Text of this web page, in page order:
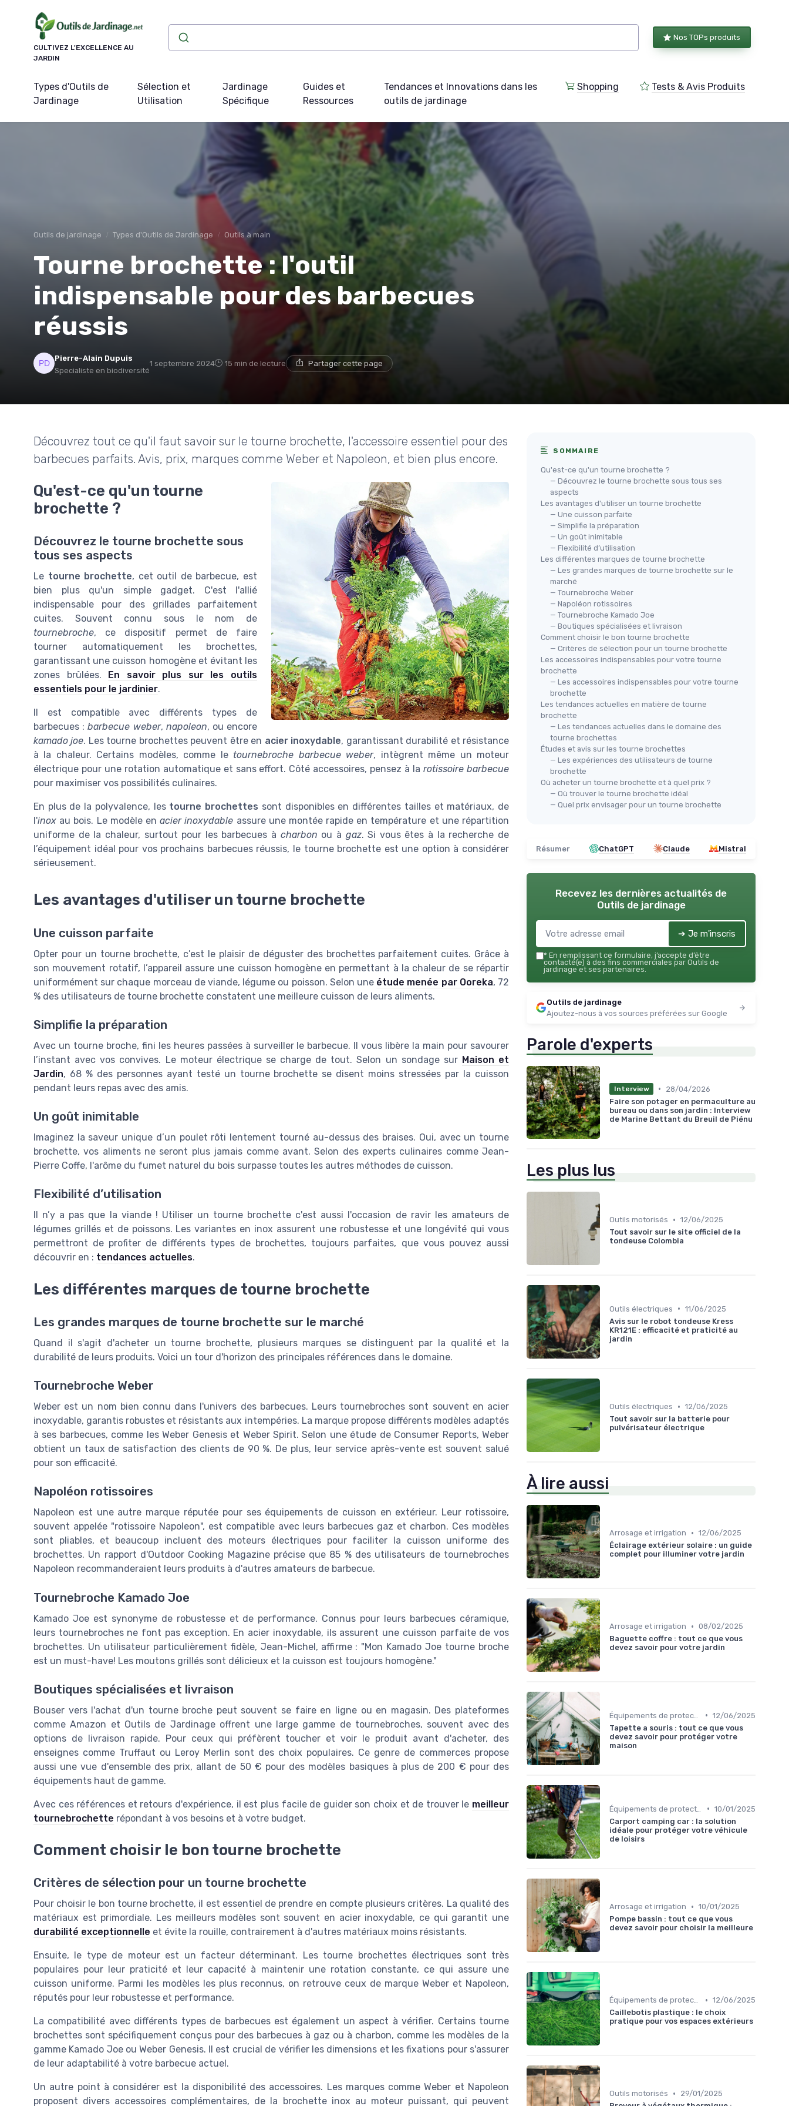
CULTIVEZ L'EXCELLENCE AU
JARDIN
Nos TOPs produits
Types d'Outils de
Jardinage
Sélection et
Utilisation
Jardinage
Spécifique
Guides et
Ressources
Tendances et Innovations dans les
outils de jardinage
Shopping Tests & Avis Produits
Outils de jardinage Types d'Outils de Jardinage Outils à main
Tourne brochette : l'outil
indispensable pour des barbecues
réussis
Pierre-Alain Dupuis
Specialiste en biodiversité
1 septembre 2024 15 min de lecture Partager cette page
Découvrez tout ce qu'il faut savoir sur le tourne brochette, l'accessoire essentiel pour des
barbecues parfaits. Avis, prix, marques comme Weber et Napoleon, et bien plus encore.
Qu'est-ce qu'un tourne
brochette ?
Découvrez le tourne brochette sous
tous ses aspects
Le tourne brochette, cet outil de barbecue, est
bien plus qu'un simple gadget. C'est l'allié
indispensable pour des grillades parfaitement
cuites. Souvent connu sous le nom de
tournebroche, ce dispositif permet de faire
tourner automatiquement les brochettes,
garantissant une cuisson homogène et évitant les
zones brûlées. En savoir plus sur les outils
essentiels pour le jardinier.
Il est compatible avec différents types de
barbecues :barbecue weber, napoleon, ou encore
kamado joe. Les tourne brochettes peuvent être en acier inoxydable, garantissant durabilité et résistance
à la chaleur. Certains modèles, comme le tournebroche barbecue weber, intègrent même un moteur
électrique pour une rotation automatique et sans effort. Côté accessoires, pensez à larotissoire barbecue
pour maximiser vos possibilités culinaires.
En plus de la polyvalence, les tourne brochettes sont disponibles en différentes tailles et matériaux, de
l'inox au bois. Le modèle enacier inoxydable assure une montée rapide en température et une répartition
uniforme de la chaleur, surtout pour les barbecues à charbon ou à gaz. Si vous êtes à la recherche de
l’équipement idéal pour vos prochains barbecues réussis, le tourne brochette est une option à considérer
sérieusement.
Les avantages d'utiliser un tourne brochette
Une cuisson parfaite
Opter pour un tourne brochette, c’est le plaisir de déguster des brochettes parfaitement cuites. Grâce à
son mouvement rotatif, l’appareil assure une cuisson homogène en permettant à la chaleur de se répartir
uniformément sur chaque morceau de viande, légume ou poisson. Selon une étude menée par Ooreka, 72
% des utilisateurs de tourne brochette constatent une meilleure cuisson de leurs aliments.
Simplifie la préparation
Avec un tourne broche, fini les heures passées à surveiller le barbecue. Il vous libère la main pour savourer
l’instant avec vos convives. Le moteur électrique se charge de tout. Selon un sondage sur Maison et
Jardin, 68 % des personnes ayant testé un tourne brochette se disent moins stressées par la cuisson
pendant leurs repas avec des amis.
Un goût inimitable
Imaginez la saveur unique d’un poulet rôti lentement tourné au-dessus des braises. Oui, avec un tourne
brochette, vos aliments ne seront plus jamais comme avant. Selon des experts culinaires comme Jean-
Pierre Coffe, l'arôme du fumet naturel du bois surpasse toutes les autres méthodes de cuisson.
Flexibilité d’utilisation
Il n’y a pas que la viande ! Utiliser un tourne brochette c'est aussi l'occasion de ravir les amateurs de
légumes grillés et de poissons. Les variantes en inox assurent une robustesse et une longévité qui vous
permettront de profiter de différents types de brochettes, toujours parfaites, que vous pouvez aussi
découvrir en : tendances actuelles.
Les différentes marques de tourne brochette
Les grandes marques de tourne brochette sur le marché
Quand il s'agit d'acheter un tourne brochette, plusieurs marques se distinguent par la qualité et la
durabilité de leurs produits. Voici un tour d'horizon des principales références dans le domaine.
Tournebroche Weber
Weber est un nom bien connu dans l'univers des barbecues. Leurs tournebroches sont souvent en acier
inoxydable, garantis robustes et résistants aux intempéries. La marque propose différents modèles adaptés
à ses barbecues, comme les Weber Genesis et Weber Spirit. Selon une étude de Consumer Reports, Weber
obtient un taux de satisfaction des clients de 90 %. De plus, leur service après-vente est souvent salué
pour son efficacité.
Napoléon rotissoires
Napoleon est une autre marque réputée pour ses équipements de cuisson en extérieur. Leur rotissoire,
souvent appelée "rotissoire Napoleon", est compatible avec leurs barbecues gaz et charbon. Ces modèles
sont pliables, et beaucoup incluent des moteurs électriques pour faciliter la cuisson uniforme des
brochettes. Un rapport d'Outdoor Cooking Magazine précise que 85 % des utilisateurs de tournebroches
Napoleon recommanderaient leurs produits à d'autres amateurs de barbecue.
Tournebroche Kamado Joe
Kamado Joe est synonyme de robustesse et de performance. Connus pour leurs barbecues céramique,
leurs tournebroches ne font pas exception. En acier inoxydable, ils assurent une cuisson parfaite de vos
brochettes. Un utilisateur particulièrement fidèle, Jean-Michel, affirme : "Mon Kamado Joe tourne broche
est un must-have! Les moutons grillés sont délicieux et la cuisson est toujours homogène."
Boutiques spécialisées et livraison
Bouser vers l'achat d'un tourne broche peut souvent se faire en ligne ou en magasin. Des plateformes
comme Amazon et Outils de Jardinage offrent une large gamme de tournebroches, souvent avec des
options de livraison rapide. Pour ceux qui préfèrent toucher et voir le produit avant d'acheter, des
enseignes comme Truffaut ou Leroy Merlin sont des choix populaires. Ce genre de commerces propose
aussi une vue d'ensemble des prix, allant de 50 € pour des modèles basiques à plus de 200 € pour des
équipements haut de gamme.
Avec ces références et retours d'expérience, il est plus facile de guider son choix et de trouver le meilleur
tournebrochette répondant à vos besoins et à votre budget.
Comment choisir le bon tourne brochette
Critères de sélection pour un tourne brochette
Pour choisir le bon tourne brochette, il est essentiel de prendre en compte plusieurs critères. La qualité des
matériaux est primordiale. Les meilleurs modèles sont souvent en acier inoxydable, ce qui garantit une
durabilité exceptionnelle et évite la rouille, contrairement à d'autres matériaux moins résistants.
Ensuite, le type de moteur est un facteur déterminant. Les tourne brochettes électriques sont très
populaires pour leur praticité et leur capacité à maintenir une rotation constante, ce qui assure une
cuisson uniforme. Parmi les modèles les plus reconnus, on retrouve ceux de marque Weber et Napoleon,
réputés pour leur robustesse et performance.
La compatibilité avec différents types de barbecues est également un aspect à vérifier. Certains tourne
brochettes sont spécifiquement conçus pour des barbecues à gaz ou à charbon, comme les modèles de la
gamme Kamado Joe ou Weber Genesis. Il est crucial de vérifier les dimensions et les fixations pour s'assurer
de leur adaptabilité à votre barbecue actuel.
Un autre point à considérer est la disponibilité des accessoires. Les marques comme Weber et Napoleon
proposent divers accessoires complémentaires, de la brochette inox au moteur puissant, qui peuvent
SOMMAIRE
Qu'est-ce qu'un tourne brochette ?
— Découvrez le tourne brochette sous tous ses
aspects
Les avantages d'utiliser un tourne brochette
— Une cuisson parfaite
— Simplifie la préparation
— Un goût inimitable
— Flexibilité d’utilisation
Les différentes marques de tourne brochette
— Les grandes marques de tourne brochette sur le
marché
— Tournebroche Weber
— Napoléon rotissoires
— Tournebroche Kamado Joe
— Boutiques spécialisées et livraison
Comment choisir le bon tourne brochette
— Critères de sélection pour un tourne brochette
Les accessoires indispensables pour votre tourne
brochette
— Les accessoires indispensables pour votre tourne
brochette
Les tendances actuelles en matière de tourne
brochette
— Les tendances actuelles dans le domaine des
tourne brochettes
Études et avis sur les tourne brochettes
— Les expériences des utilisateurs de tourne
brochette
Où acheter un tourne brochette et à quel prix ?
— Où trouver le tourne brochette idéal
— Quel prix envisager pour un tourne brochette
Résumer ChatGPT Claude Mistral
Recevez les dernières actualités de
Outils de jardinage
➔ Je m'inscris
* En remplissant ce formulaire, j’accepte d’être
contacté(e) à des fins commerciales par Outils de
jardinage et ses partenaires.
Outils de jardinage
Ajoutez-nous à vos sources préférées sur Google
Parole d'experts
Interview •
28/04/2026
Faire son potager en permaculture au
bureau ou dans son jardin : Interview
de Marine Bettant du Breuil de Piénu
Les plus lus
Outils motorisés • 12/06/2025
Tout savoir sur le site officiel de la
tondeuse Colombia
Outils électriques • 11/06/2025
Avis sur le robot tondeuse Kress
KR121E : efficacité et praticité au
jardin
Outils électriques • 12/06/2025
Tout savoir sur la batterie pour
pulvérisateur électrique
À lire aussi
Arrosage et irrigation • 12/06/2025
Éclairage extérieur solaire : un guide
complet pour illuminer votre jardin
Arrosage et irrigation • 08/02/2025
Baguette coffre : tout ce que vous
devez savoir pour votre jardin
• 12/06/2025
Tapette a souris : tout ce que vous
devez savoir pour protéger votre
maison
• 10/01/2025
Carport camping car : la solution
idéale pour protéger votre véhicule
de loisirs
Arrosage et irrigation • 10/01/2025
Pompe bassin : tout ce que vous
devez savoir pour choisir la meilleure
Équipements de protection • 12/06/2025
Caillebotis plastique : le choix
pratique pour vos espaces extérieurs
Outils motorisés •
29/01/2025